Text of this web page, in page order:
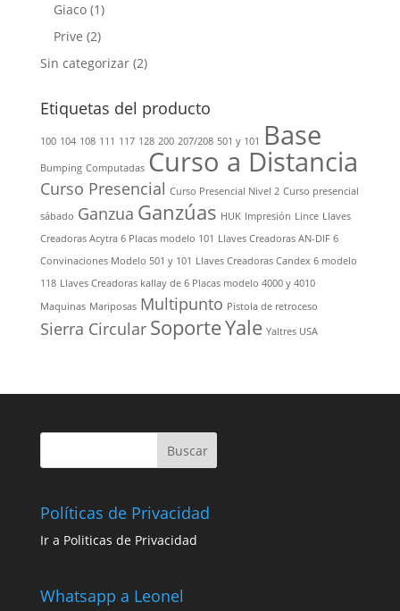
Giaco (1)
Prive (2)
Sin categorizar (2)
Etiquetas del producto
100 104 108 111 117 128 200 207/208 501 y 101 Base
Bumping Computadas Curso a Distancia
Curso Presencial Curso Presencial Nivel 2 Curso presencial
sábado Ganzua Ganzúas HUK Impresión Lince Llaves
Creadoras Acytra 6 Placas modelo 101 Llaves Creadoras AN-DIF 6
Convinaciones Modelo 501 y 101 Llaves Creadoras Candex 6 modelo
118 Llaves Creadoras kallay de 6 Placas modelo 4000 y 4010
Maquinas Mariposas Multipunto Pistola de retroceso
Sierra Circular SoporteYale Yaltres USA
Políticas de Privacidad
Ir a Politicas de Privacidad
Whatsapp a Leonel